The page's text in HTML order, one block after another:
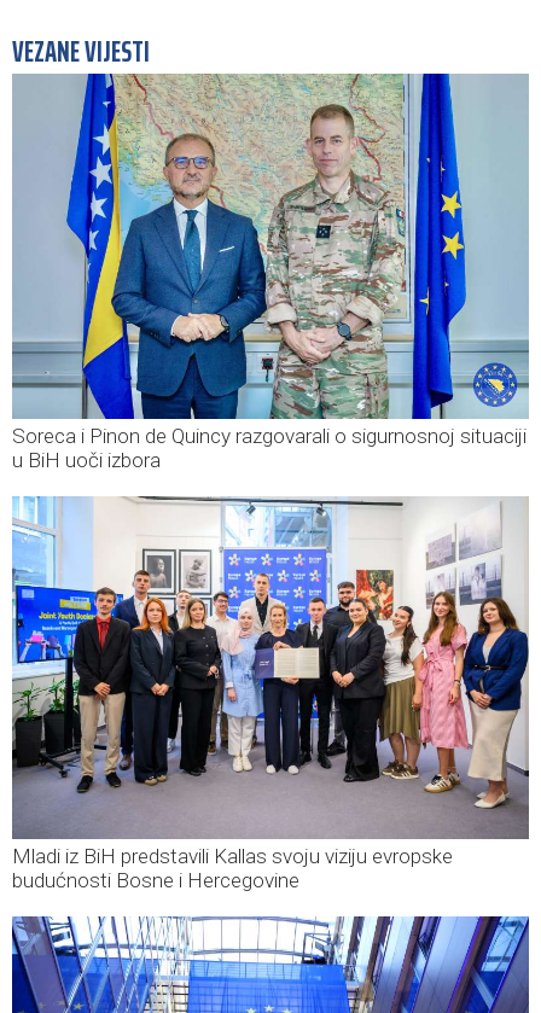
VEZANE VIJESTI
Soreca i Pinon de Quincy razgovarali o sigurnosnoj situaciji
u BiH uoči izbora
Mladi iz BiH predstavili Kallas svoju viziju evropske
budućnosti Bosne i Hercegovine